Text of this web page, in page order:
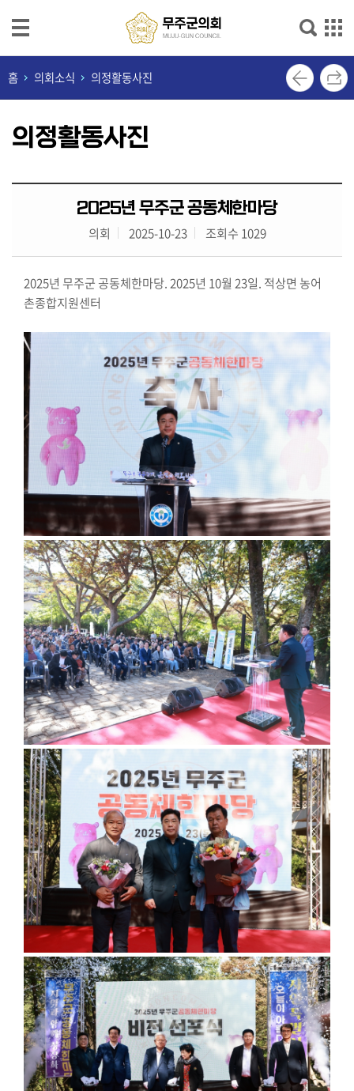
본문으로 바로가기
메인메뉴 바로가기
의
회
내
회
원
소
의
회
소
식
회
의
록
색
의
회
자
료
실
참
여
마
당
이
용
안
내
정
보
공
개
홈 의회소식 의정활동사진
의정활동사진
2025년 무주군 공동체한마당
의회 2025-10-23 조회수 1029
2025년 무주군 공동체한마당. 2025년 10월 23일. 적상면 농어
촌종합지원센터